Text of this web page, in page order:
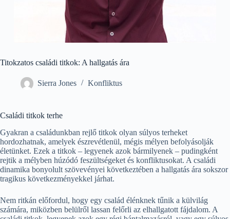
Titokzatos családi titkok: A hallgatás ára
Sierra Jones Konfliktus
Családi titkok terhe
Gyakran a családunkban rejlő titkok olyan súlyos terheket
hordozhatnak, amelyek észrevétlenül, mégis mélyen befolyásolják
életünket. Ezek a titkok – legyenek azok bármilyenek – pudingként
rejtik a mélyben húzódó feszültségeket és konfliktusokat. A családi
dinamika bonyolult szövevényei következtében a hallgatás ára sokszor
tragikus következményekkel járhat.
Nem ritkán előfordul, hogy egy család élénknek tűnik a külvilág
számára, miközben belülről lassan felőrli az elhallgatott fájdalom. A